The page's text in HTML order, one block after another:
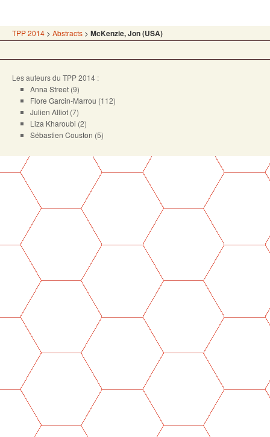
TPP 2014 > Abstracts > McKenzie, Jon (USA)
Les auteurs du TPP 2014 :
Anna Street (9)
Flore Garcin-Marrou (112)
Julien Alliot (7)
Liza Kharoubi (2)
Sébastien Couston (5)